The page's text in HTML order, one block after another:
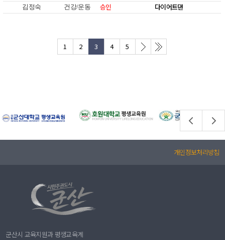
김정숙 건강/운동 승인 다이어트댄
1 2 3 4 5
개인정보처리방침
군산시 교육지원과 평생교육계